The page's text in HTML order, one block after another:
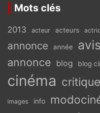
Mots clés
2013 acteur acteurs
annonce année avis
annonce blog blog
cinéma critique
images info